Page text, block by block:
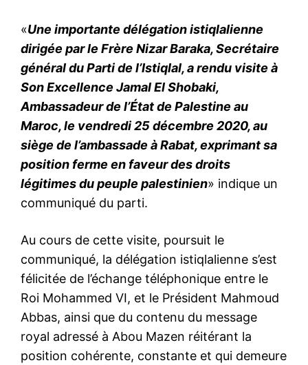
«Une importante délégation istiqlalienne
dirigée par le Frère Nizar Baraka, Secrétaire
général du Parti de l’Istiqlal, a rendu visite à
Son Excellence Jamal El Shobaki,
Ambassadeur de l’État de Palestine au
Maroc, le vendredi 25 décembre 2020, au
siège de l’ambassade à Rabat, exprimant sa
position ferme en faveur des droits
légitimes du peuple palestinien» indique un
communiqué du parti.
Au cours de cette visite, poursuit le
communiqué, la délégation istiqlalienne s’est
félicitée de l’échange téléphonique entre le
Roi Mohammed VI, et le Président Mahmoud
Abbas, ainsi que du contenu du message
royal adressé à Abou Mazen réitérant la
position cohérente, constante et qui demeure